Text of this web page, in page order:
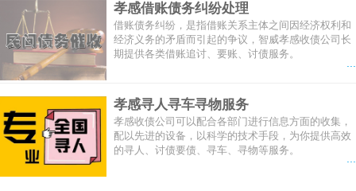
孝感借账债务纠纷处理
借账债务纠纷，是指借账关系主体之间因经济权利和
经济义务的矛盾而引起的争议，智威孝感收债公司长
期提供各类借账追讨、要账、讨债服务。
孝感寻人寻车寻物服务
孝感收债公司可以配合各部门进行信息方面的收集，
配以先进的设备，以科学的技术手段，为你提供高效
的寻人、讨债要债、寻车、寻物等服务。